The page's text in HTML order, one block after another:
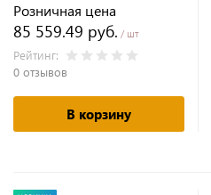
Розничная цена
85 559.49 руб. / шт
Рейтинг:
0 отзывов
В корзину